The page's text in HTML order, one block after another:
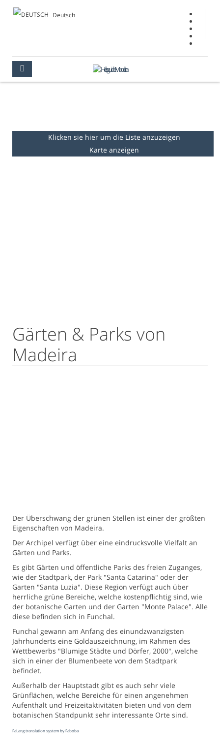
Deutsch
Klicken sie hier um die Liste anzuzeigen
Karte anzeigen
Gärten & Parks von
Madeira
Der Überschwang der grünen Stellen ist einer der größten
Eigenschaften von Madeira.
Der Archipel verfügt über eine eindrucksvolle Vielfalt an
Gärten und Parks.
Es gibt Gärten und öffentliche Parks des freien Zuganges,
wie der Stadtpark, der Park "Santa Catarina" oder der
Garten "Santa Luzia". Diese Region verfügt auch über
herrliche grüne Bereiche, welche kostenpflichtig sind, wie
der botanische Garten und der Garten "Monte Palace". Alle
diese befinden sich in Funchal.
Funchal gewann am Anfang des einundzwanzigsten
Jahrhunderts eine Goldauszeichnung, im Rahmen des
Wettbewerbs "Blumige Städte und Dörfer, 2000", welche
sich in einer der Blumenbeete von dem Stadtpark
befindet.
Außerhalb der Hauptstadt gibt es auch sehr viele
Grünflächen, welche Bereiche für einen angenehmen
Aufenthalt und Freizeitaktivitäten bieten und von dem
botanischen Standpunkt sehr interessante Orte sind.
FaLang translation system by Faboba